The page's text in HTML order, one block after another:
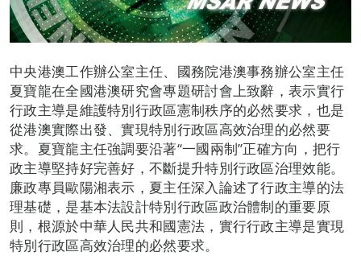
中央港澳工作辦公室主任、國務院港澳事務辦公室主任
夏寶龍在全國港澳研究會專題研討會上致辭，表示實行
行政主導是維護特別行政區憲制秩序的必然要求，也是
從港澳實際出發、實現特別行政區高效治理的必然要
求。夏寶龍主任強調要沿著“一國兩制”正確方向，把行
政主導堅持好完善好，不斷提升特別行政區治理效能。
廉政專員歐陽湘表示，夏主任深入論述了行政主導的法
理基礎，是基本法設計特別行政區政治體制的重要原
則，根源於中華人民共和國憲法，實行行政主導是實現
特別行政區高效治理的必然要求。